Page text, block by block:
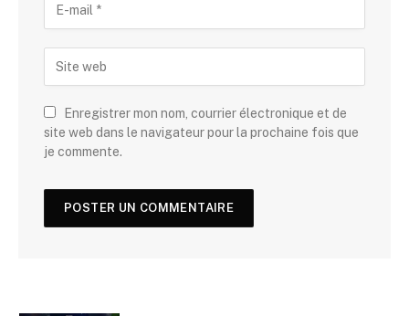
Enregistrer mon nom, courrier électronique et de
site web dans le navigateur pour la prochaine fois que
je commente.